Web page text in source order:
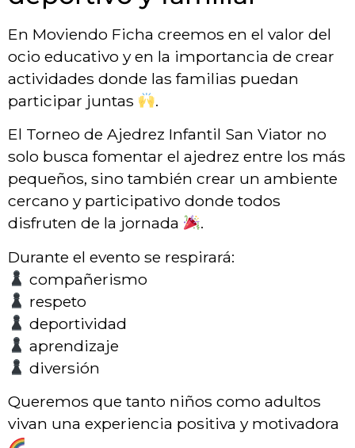
En Moviendo Ficha creemos en el valor del
ocio educativo y en la importancia de crear
actividades donde las familias puedan
participar juntas
.
El Torneo de Ajedrez Infantil San Viator no
solo busca fomentar el ajedrez entre los más
pequeños, sino también crear un ambiente
cercano y participativo donde todos
disfruten de la jornada
.
Durante el evento se respirará:
compañerismo
respeto
deportividad
aprendizaje
diversión
Queremos que tanto niños como adultos
vivan una experiencia positiva y motivadora